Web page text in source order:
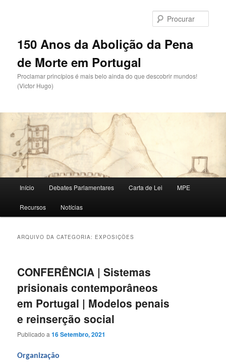
primário
secundário150 Anos da Abolição da Pena
de Morte em Portugal
Proclamar princípios é mais belo ainda do que descobrir mundos!
(Victor Hugo)
principal
Início Debates Parlamentares Carta de Lei MPE
Recursos Notícias
ARQUIVO DA CATEGORIA: EXPOSIÇÕES
CONFERÊNCIA | Sistemas
prisionais contemporâneos
em Portugal | Modelos penais
e reinserção social
Publicado a16 Setembro, 2021
Organização